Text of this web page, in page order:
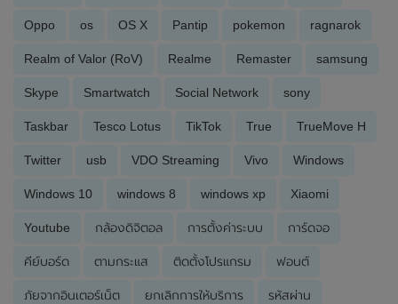
Oppo os OS X Pantip pokemon ragnarok
Realm of Valor (RoV) Realme Remaster samsung
Skype Smartwatch Social Network sony
Taskbar Tesco Lotus TikTok True TrueMove H
Twitter usb VDO Streaming Vivo Windows
Windows 10 windows 8 windows xp Xiaomi
Youtube กล้องดิจิตอล การตั้งค่าระบบ การ์ดจอ
คีย์บอร์ด ตามกระแส ติดตั้งโปรแกรม ฟอนต์
ภัยจากอินเตอร์เน็ต ยกเลิกการให้บริการ รหัสผ่าน